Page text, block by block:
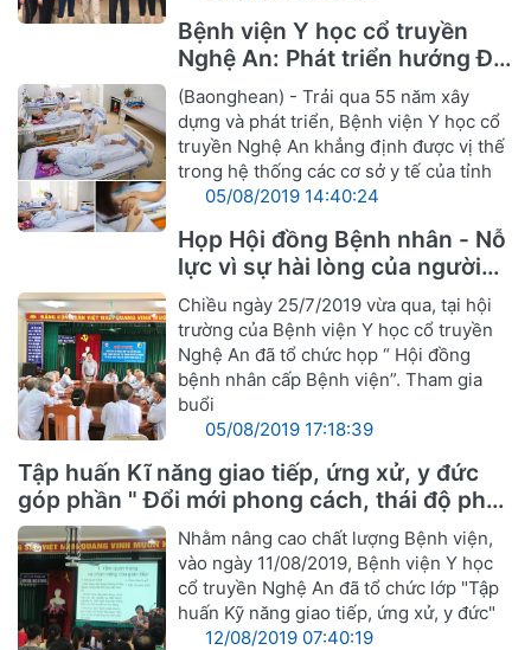
Bệnh viện Y học cổ truyền
Nghệ An: Phát triển hướng Đa
khoa Y, Dược cổ truyền
(Baonghean) - Trải qua 55 năm xây
dựng và phát triển, Bệnh viện Y học cổ
truyền Nghệ An khẳng định được vị thế
trong hệ thống các cơ sở y tế của tỉnh
05/08/2019 14:40:24
Họp Hội đồng Bệnh nhân - Nỗ
lực vì sự hài lòng của người
bệnh
Chiều ngày 25/7/2019 vừa qua, tại hội
trường của Bệnh viện Y học cổ truyền
Nghệ An đã tổ chức họp “ Hội đồng
bệnh nhân cấp Bệnh viện”. Tham gia
buổi
05/08/2019 17:18:39
Tập huấn Kĩ năng giao tiếp, ứng xử, y đức
góp phần " Đổi mới phong cách, thái độ phục
vụ cán bộ ngành Y hướng tới sự hài lòng
người bệnh"
Nhằm nâng cao chất lượng Bệnh viện,
vào ngày 11/08/2019, Bệnh viện Y học
cổ truyền Nghệ An đã tổ chức lớp "Tập
huấn Kỹ năng giao tiếp, ứng xử, y đức"
12/08/2019 07:40:19